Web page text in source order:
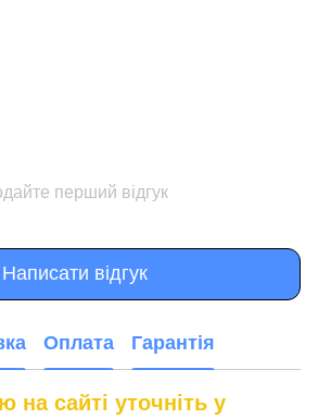
перший відгук
Написати відгук
Оплата Гарантія
на сайті уточніть у